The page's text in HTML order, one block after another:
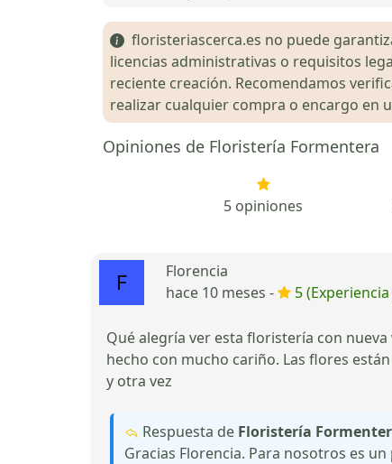
floristeriascerca.es no puede
licencias administrativas o requisitos
reciente creación. Recomendamos
realizar cualquier compra o encargo en
Opiniones de Floristería Formentera
5 opiniones
Florencia
hace 10 meses -
5
Qué alegría ver esta floristería con
hecho con mucho cariño. Las flores
y otra vez
Respuesta de Floristería
Gracias Florencia. Para nosotros es